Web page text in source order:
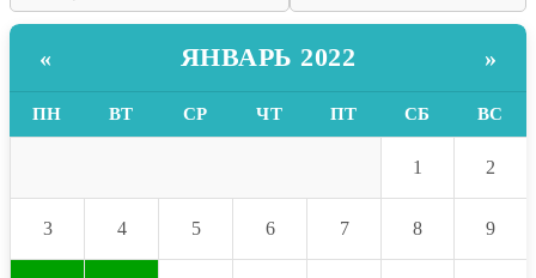
« ЯНВАРЬ 2022 »
ПН ВТ СР ЧТ ПТ СБ ВС
1 2
3 4 5 6 7 8 9